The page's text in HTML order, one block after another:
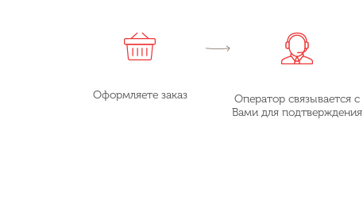
Оформляете заказ
Оператор связывается с
Вами для подтверждения